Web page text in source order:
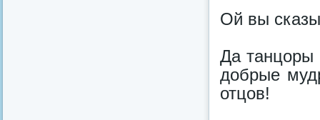
Ой вы
Да танцоры
добрые
отцов!